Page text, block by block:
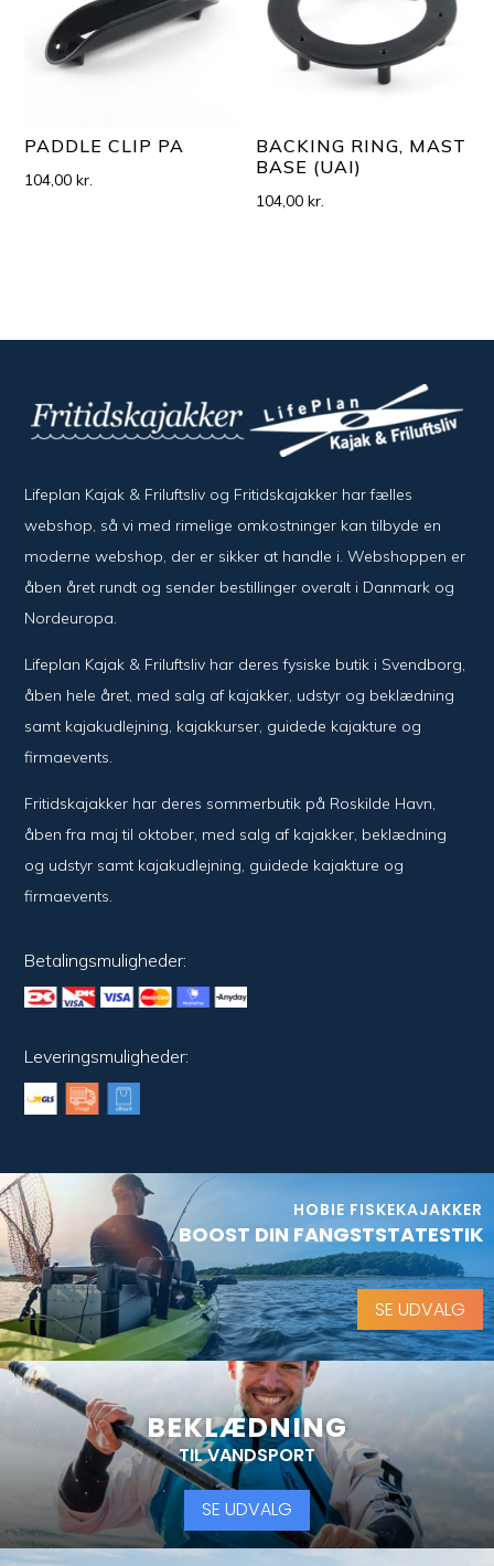
PADDLE CLIP PA
104,00kr.
BACKING RING, MAST
BASE (UAI)
104,00kr.
Lifeplan Kajak & Friluftsliv og Fritidskajakker har fælles
webshop, så vi med rimelige omkostninger kan tilbyde en
moderne webshop, der er sikker at handle i. Webshoppen er
åben året rundt og sender bestillinger overalt i Danmark og
Nordeuropa.
Lifeplan Kajak & Friluftsliv har deres fysiske butik i Svendborg,
åben hele året, med salg af kajakker, udstyr og beklædning
samt kajakudlejning, kajakkurser, guidede kajakture og
firmaevents.
Fritidskajakker har deres sommerbutik på Roskilde Havn,
åben fra maj til oktober, med salg af kajakker, beklædning
og udstyr samt kajakudlejning, guidede kajakture og
firmaevents.
Betalingsmuligheder:
Leveringsmuligheder:
HOBIE FISKEKAJAKKER
BOOST DIN FANGSTSTATESTIK
SE UDVALG
BEKLÆDNING
TIL VANDSPORT
SE UDVALG